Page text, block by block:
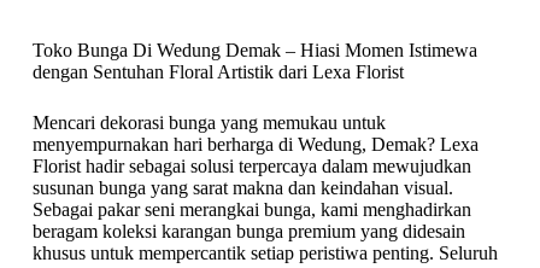
Toko Bunga Di Wedung Demak – Hiasi Momen Istimewa
dengan Sentuhan Floral Artistik dari Lexa Florist
Mencari dekorasi bunga yang memukau untuk
menyempurnakan hari berharga di Wedung, Demak? Lexa
Florist hadir sebagai solusi terpercaya dalam mewujudkan
susunan bunga yang sarat makna dan keindahan visual.
Sebagai pakar seni merangkai bunga, kami menghadirkan
beragam koleksi karangan bunga premium yang didesain
khusus untuk mempercantik setiap peristiwa penting. Seluruh